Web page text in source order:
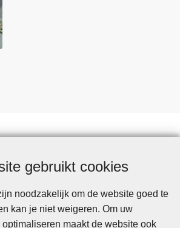
gebruikt cookies
noodzakelijk om de website goed te
kan je niet weigeren. Om uw
maakt de website ook